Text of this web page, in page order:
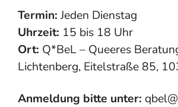
Termin:Jeden Dienstag
Uhrzeit: 15 bis 18 Uhr
Ort: Q*BeL – Queeres
Lichtenberg, Eitelstraße 85,
Anmeldung bitte unter: